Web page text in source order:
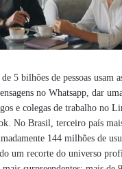
5 bilhões de pessoas usam
no Whatsapp, dar
e colegas de trabalho no
No Brasil, terceiro país
144 milhões de
um recorte do universo